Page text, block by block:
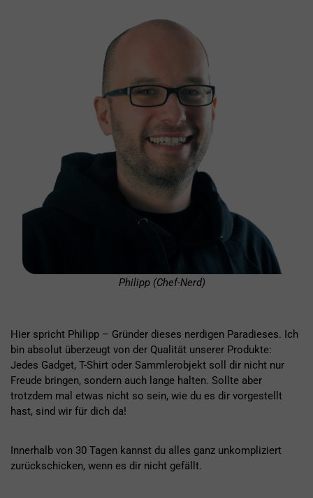
Philipp (Chef-Nerd)
Hier spricht Philipp – Gründer dieses nerdigen Paradieses. Ich
bin absolut überzeugt von der Qualität unserer Produkte:
Jedes Gadget, T-Shirt oder Sammlerobjekt soll dir nicht nur
Freude bringen, sondern auch lange halten. Sollte aber
trotzdem mal etwas nicht so sein, wie du es dir vorgestellt
hast, sind wir für dich da!
Innerhalb von 30 Tagen kannst du alles ganz unkompliziert
zurückschicken, wenn es dir nicht gefällt.